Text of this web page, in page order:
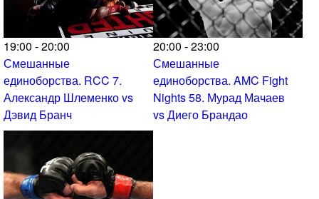
19:00 - 20:00
Смешанные
единоборства. RCC 7.
Александр Шлеменко vs
Дэвид Бранч
20:00 - 23:00
Смешанные
единоборства. AMC Fight
Nights 58. Мурад Мачаев
vs Диего Брандао